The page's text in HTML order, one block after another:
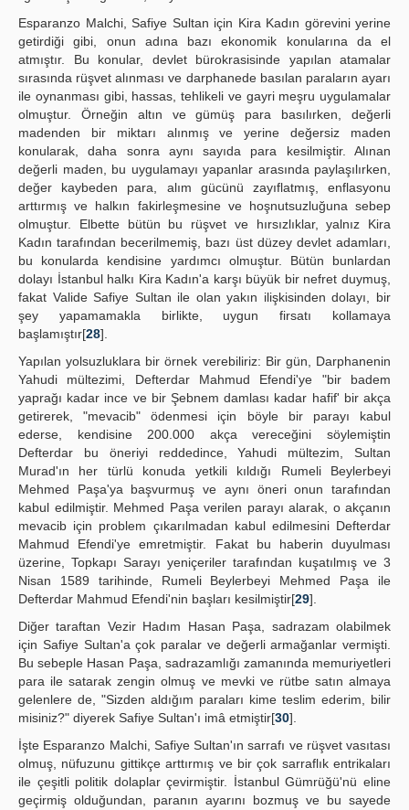
Esparanzo Malchi, Safiye Sultan için Kira Kadın görevini yerine
getirdiği gibi, onun adına bazı ekonomik konularına da el
atmıştır. Bu konular, devlet bürokrasisinde yapılan atamalar
sırasında rüşvet alınması ve darphanede basılan paraların ayarı
ile oynanması gibi, hassas, tehlikeli ve gayri meşru uygulamalar
olmuştur. Örneğin altın ve gümüş para basılırken, değerli
madenden bir miktarı alınmış ve yerine değersiz maden
konularak, daha sonra aynı sayıda para kesilmiştir. Alınan
değerli maden, bu uygulamayı yapanlar arasında paylaşılırken,
değer kaybeden para, alım gücünü zayıflatmış, enflasyonu
arttırmış ve halkın fakirleşmesine ve hoşnutsuzluğuna sebep
olmuştur. Elbette bütün bu rüşvet ve hırsızlıklar, yalnız Kira
Kadın tarafından becerilmemiş, bazı üst düzey devlet adamları,
bu konularda kendisine yardımcı olmuştur. Bütün bunlardan
dolayı İstanbul halkı Kira Kadın'a karşı büyük bir nefret duymuş,
fakat Valide Safiye Sultan ile olan yakın ilişkisinden dolayı, bir
şey yapamamakla birlikte, uygun firsatı kollamaya
başlamıştır[28].
Yapılan yolsuzluklara bir örnek verebiliriz: Bir gün, Darphanenin
Yahudi mültezimi, Defterdar Mahmud Efendi'ye "bir badem
yaprağı kadar ince ve bir Şebnem damlası kadar hafif' bir akça
getirerek, "mevacib" ödenmesi için böyle bir parayı kabul
ederse, kendisine 200.000 akça vereceğini söylemiştin
Defterdar bu öneriyi reddedince, Yahudi mültezim, Sultan
Murad'ın her türlü konuda yetkili kıldığı Rumeli Beylerbeyi
Mehmed Paşa'ya başvurmuş ve aynı öneri onun tarafından
kabul edilmiştir. Mehmed Paşa verilen parayı alarak, o akçanın
mevacib için problem çıkarılmadan kabul edilmesini Defterdar
Mahmud Efendi'ye emretmiştir. Fakat bu haberin duyulması
üzerine, Topkapı Sarayı yeniçeriler tarafından kuşatılmış ve 3
Nisan 1589 tarihinde, Rumeli Beylerbeyi Mehmed Paşa ile
Defterdar Mahmud Efendi'nin başları kesilmiştir[29].
Diğer taraftan Vezir Hadım Hasan Paşa, sadrazam olabilmek
için Safiye Sultan'a çok paralar ve değerli armağanlar vermişti.
Bu sebeple Hasan Paşa, sadrazamlığı zamanında memuriyetleri
para ile satarak zengin olmuş ve mevki ve rütbe satın almaya
gelenlere de, "Sizden aldığım paraları kime teslim ederim, bilir
misiniz?" diyerek Safiye Sultan'ı imâ etmiştir[30].
İşte Esparanzo Malchi, Safiye Sultan'ın sarrafı ve rüşvet vasıtası
olmuş, nüfuzunu gittikçe arttırmış ve bir çok sarraflık entrikaları
ile çeşitli politik dolaplar çevirmiştir. İstanbul Gümrüğü'nü eline
geçirmiş olduğundan, paranın ayarını bozmuş ve bu sayede